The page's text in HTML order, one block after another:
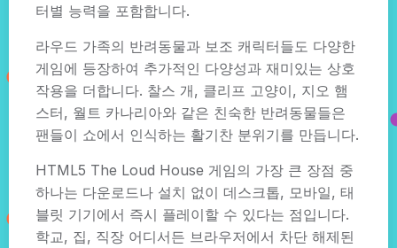
터별 능력을 포함합니다.
라우드 가족의 반려동물과 보조 캐릭터들도 다양한
게임에 등장하여 추가적인 다양성과 재미있는 상호
작용을 더합니다. 찰스 개, 클리프 고양이, 지오 햄
스터, 월트 카나리아와 같은 친숙한 반려동물들은
팬들이 쇼에서 인식하는 활기찬 분위기를 만듭니다.
HTML5 The Loud House 게임의 가장 큰 장점 중
하나는 다운로드나 설치 없이 데스크톱, 모바일, 태
블릿 기기에서 즉시 플레이할 수 있다는 점입니다.
학교, 집, 직장 어디서든 브라우저에서 차단 해제된